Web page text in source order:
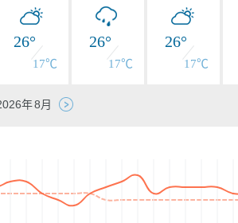
26°
17℃
26°
17℃
26°
17℃